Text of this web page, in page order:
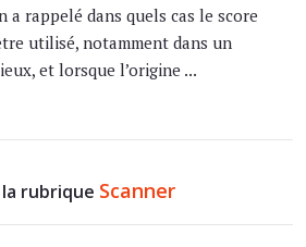
rappelé dans quels cas le score
utilisé, notamment dans un
et lorsque l’origine ...
rubrique Scanner